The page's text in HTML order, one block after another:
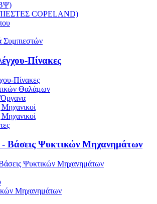
COPELAND)
Συμπιεστών
Πίνακες
Πίνακες
Θαλάμων
Όργανα
- Βάσεις Ψυκτικών Μηχανημάτων
Ψυκτικών Μηχανημάτων
Μηχανημάτων